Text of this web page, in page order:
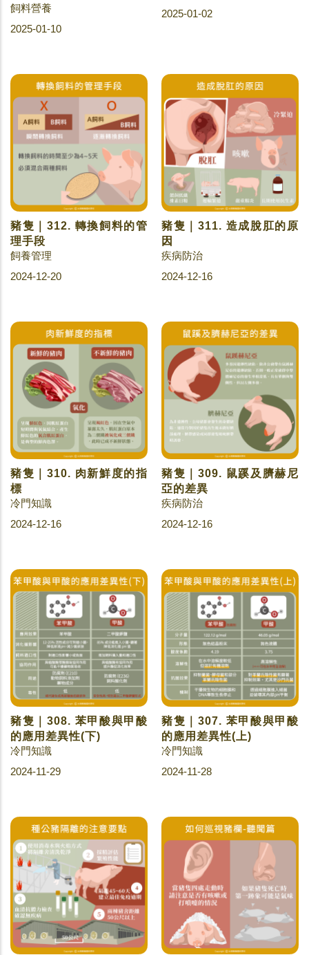
飼料營養
2025-01-10
2025-01-02
豬隻｜312. 轉換飼料的管
理手段
飼養管理
2024-12-20
豬隻｜311. 造成脫肛的原
因
疾病防治
2024-12-16
豬隻｜310. 肉新鮮度的指
標
冷門知識
2024-12-16
豬隻｜309. 鼠蹊及臍赫尼
亞的差異
疾病防治
2024-12-16
豬隻｜308. 苯甲酸與甲酸
的應用差異性(下)
冷門知識
2024-11-29
豬隻｜307. 苯甲酸與甲酸
的應用差異性(上)
冷門知識
2024-11-28